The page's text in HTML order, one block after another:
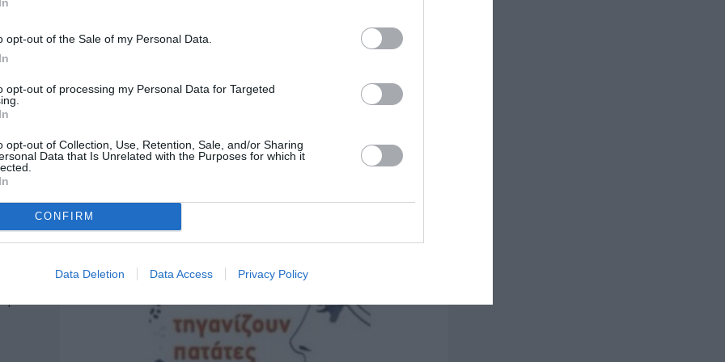
opt-out of the Sale of my Personal Data.
opt-out of processing my Personal Data for Targeted
opt-out of Collection, Use, Retention, Sale, and/or Sharing
Data that Is Unrelated with the Purposes for which it
CONFIRM
Data Deletion Data Access Privacy Policy
Με αφορμή την Παγκόσμια Ημέρα Ποίησης, οι εκδόσεις
–
Λογοτεχνίας 2014